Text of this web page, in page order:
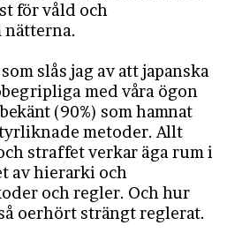
för våld och
nätterna.
slås jag av att japanska
med våra ögon
(90%) som hamnat
metoder. Allt
straffet verkar äga rum i
av hierarki och
och regler. Och hur
oerhört strängt reglerat.